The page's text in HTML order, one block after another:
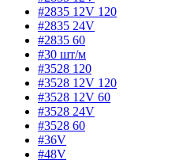
#2835 12V 120
#2835 24V
#2835 60
#30 шт/м
#3528 120
#3528 12V 120
#3528 12V 60
#3528 24V
#3528 60
#36V
#48V